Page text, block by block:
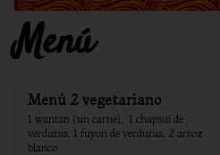
Menú
Menú 2 vegetariano
1 wantan (sin carne),  1 chapsui de
verduras, 1 fuyon de verduras, 2 arroz
blanco